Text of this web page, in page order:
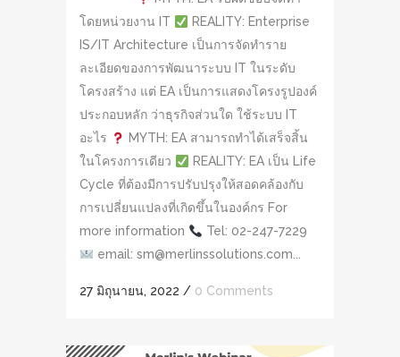
โดยหน่วยงาน IT
REALITY: Enterprise
IS/IT Architecture เป็นการจัดทำราย
ละเอียดของการพัฒนาระบบ IT ในระดับ
โครงสร้าง แต่ EA เป็นการแสดงโครงรูปองค์
ประกอบหลัก ว่าธุรกิจส่วนใด ใช้ระบบ IT
อะไร
MYTH: EA สามารถทำได้เสร็จสิ้น
ในโครงการเดียว
REALITY: EA เป็น Life
Cycle ที่ต้องมีการปรับปรุงให้สอดคล้องกับ
การเปลี่ยนแปลงที่เกิดขึ้นในองค์กร For
more information
Tel: 02-247-7229
email: sm@merlinssolutions.com...
27 มิถุนายน, 2022 / 0 Comments